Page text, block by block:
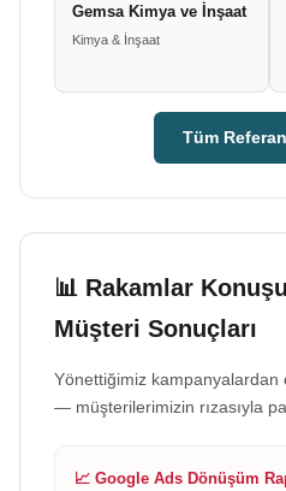
Gemsa Kimya ve İnşaat
Kimya & İnşaat
Tüm
📊 Rakamlar
Müşteri Sonuçları
Yönettiğimiz kampanyalardan
— müşterilerimizin rızasıyla
📈 Google Ads Dönüşüm